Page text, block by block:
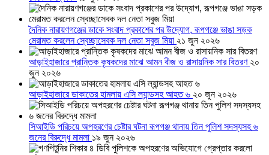
দৈনিক নারায়ণগঞ্জের ডাকে সংবাদ প্রকাশের পর উদ্যোগ, রূপগঞ্জে ভাঙা সড়ক
মেরামত করলেন স্বেচ্ছাসেবক দল নেতা সবুজ মিয়া ২১ জুন ২০২৬
আড়াইহাজারে প্রান্তিক কৃষকদের মাঝে আমন বীজ ও রাসায়নিক সার বিতরণ ২০
জুন ২০২৬
আড়াইহাজারে ডাকাতের হামলায় এসি ল্যান্ডসহ আহত ৬ ২০ জুন ২০২৬
সিআইডি পরিচয়ে অপহরণের চেষ্টার ঘটনা রূপগঞ্জ থানায় তিন পুলিশ সদস্যসহ ৬
জনের বিরুদ্ধে মামলা ১৯ জুন ২০২৬